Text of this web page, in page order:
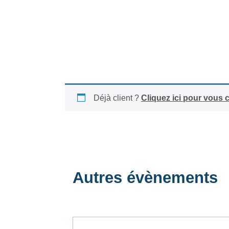
Déjà client ? Cliquez ici pour vous
Autres évènements